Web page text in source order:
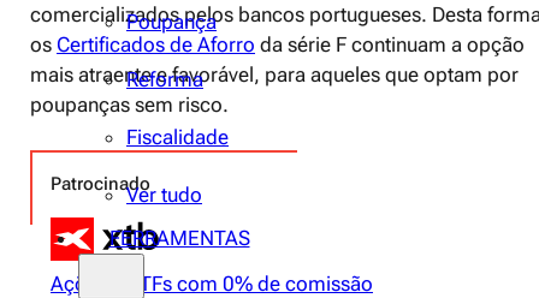
Poupança
Reforma
Fiscalidade
Ver tudo
FERRAMENTAS
comercializados pelos bancos portugueses. Desta
os Certificados de Aforro da série F continuam a opção
mais atraente e favorável, para aqueles que optam por
poupanças sem risco.
Patrocinado
Ações e ETFs com 0% de comissão